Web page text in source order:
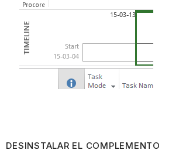
DESINSTALAR EL COMPLEMENTO